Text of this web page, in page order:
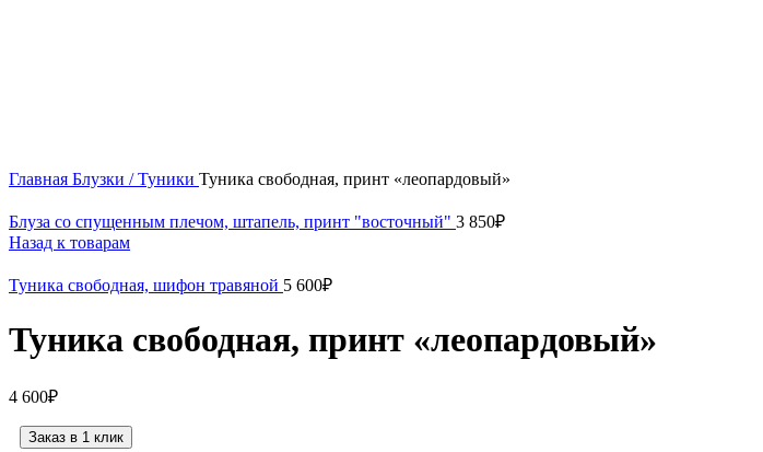
Главная Блузки / Туники Туника свободная, принт «леопардовый»
Блуза со спущенным плечом, штапель, принт "восточный" 3 850₽
Назад к товарам
Туника свободная, шифон травяной 5 600₽
Туника свободная, принт «леопардовый»
4 600₽
Заказ в 1 клик